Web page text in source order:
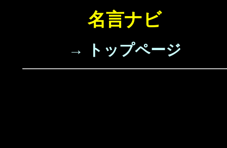
名言ナビ
→ トップページ